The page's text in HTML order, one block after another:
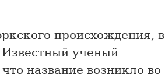
происхождения, в
ученый
название возникло во